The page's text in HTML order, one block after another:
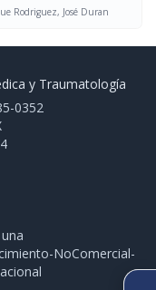
Rodriguez, José Duran
y Traumatología
0352
NoComercial-